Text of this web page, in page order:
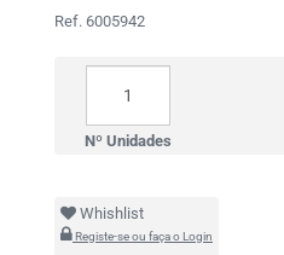
Ref. 6005942
Nº Unidades
Whishlist
Registe-se ou faça o Login